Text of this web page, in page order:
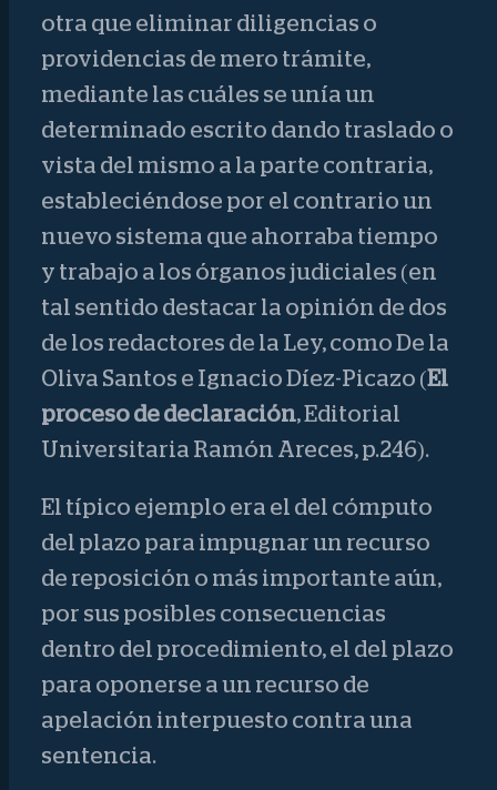
otra que eliminar diligencias o
providencias de mero trámite,
mediante las cuáles se unía un
determinado escrito dando traslado o
vista del mismo a la parte contraria,
estableciéndose por el contrario un
nuevo sistema que ahorraba tiempo
y trabajo a los órganos judiciales (en
tal sentido destacar la opinión de dos
de los redactores de la Ley, como De la
Oliva Santos e Ignacio Díez-Picazo (El
proceso de declaración, Editorial
Universitaria Ramón Areces, p.246).
El típico ejemplo era el del cómputo
del plazo para impugnar un recurso
de reposición o más importante aún,
por sus posibles consecuencias
dentro del procedimiento, el del plazo
para oponerse a un recurso de
apelación interpuesto contra una
sentencia.